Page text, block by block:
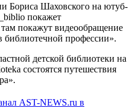
Бориса Шаховского на ютуб-
покажет
покажут видеообращение
профессии».
детской библиотеки на
состоятся путешествия
AST-NEWS.ru в